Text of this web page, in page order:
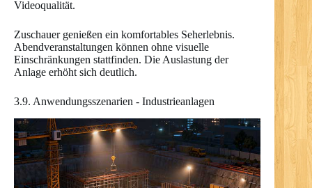
Videoqualität.
Zuschauer genießen ein komfortables Seherlebnis.
Abendveranstaltungen können ohne visuelle
Einschränkungen stattfinden. Die Auslastung der
Anlage erhöht sich deutlich.
3.9. Anwendungsszenarien - Industrieanlagen